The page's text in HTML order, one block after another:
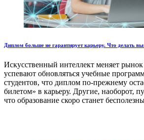
Диплом больше не гарантирует карьеру. Что делать
Искусственный интеллект меняет рынок
успевают обновляться учебные
студентов, что диплом по-прежнему
билетом» в карьеру. Другие, наоборот,
что образование скоро станет